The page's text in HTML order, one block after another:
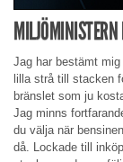
Jag har bestämt
lilla strå till stacken
bränslet som ju
Jag minns
du välja när
då. Lockade till